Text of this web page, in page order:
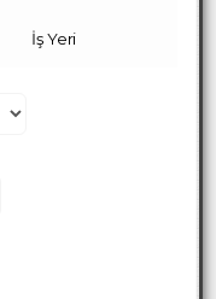
İş Yeri